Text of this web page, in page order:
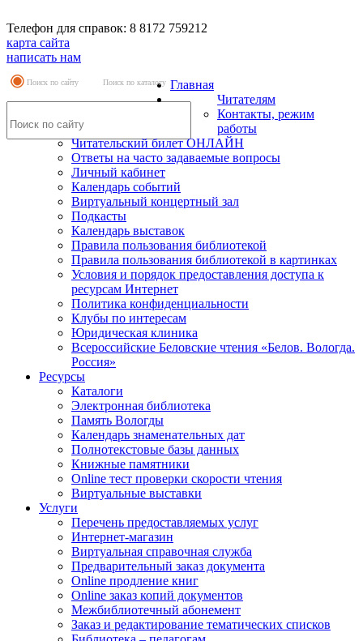
Телефон для справок: 8 8172 759212
карта сайта
написать нам
Поиск по сайту Поиск по каталогу Главная
Читателям
Контакты, режим
работы
Читательский билет ОНЛАЙН
Ответы на часто задаваемые вопросы
Личный кабинет
Календарь событий
Виртуальный концертный зал
Подкасты
Календарь выставок
Правила пользования библиотекой
Правила пользования библиотекой в картинках
Условия и порядок предоставления доступа к
ресурсам Интернет
Политика конфиденциальности
Клубы по интересам
Юридическая клиника
Всероссийские Беловские чтения «Белов. Вологда.
Россия»
Ресурсы
Каталоги
Электронная библиотека
Память Вологды
Календарь знаменательных дат
Полнотекстовые базы данных
Книжные памятники
Online тест проверки скорости чтения
Виртуальные выставки
Услуги
Перечень предоставляемых услуг
Интернет-магазин
Виртуальная справочная служба
Предварительный заказ документа
Online продление книг
Online заказ копий документов
Межбиблиотечный абонемент
Заказ и редактирование тематических списков